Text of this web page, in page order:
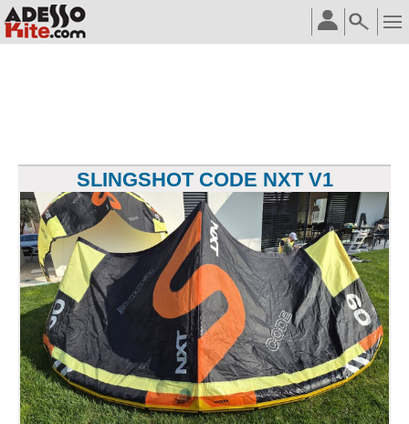
SLINGSHOT CODE NXT V1